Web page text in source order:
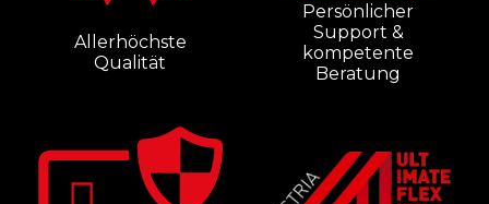
Allerhöchste
Qualität
Persönlicher
Support &
kompetente
Beratung